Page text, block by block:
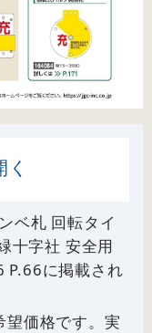
ベ札 回転タイ
十字社 安全用
P.66に掲載され
価格です。実